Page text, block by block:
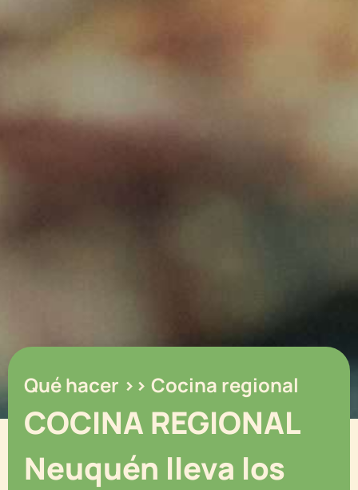
Qué hacer >> Cocina regional
COCINA REGIONAL
Neuquén lleva los